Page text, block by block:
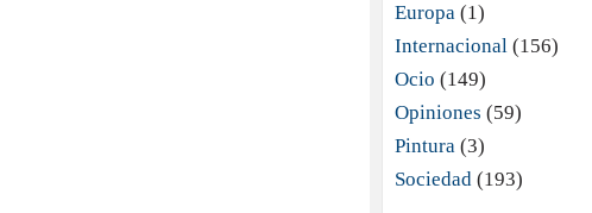
Europa (1)
Internacional (156)
Ocio (149)
Opiniones (59)
Pintura (3)
Sociedad (193)